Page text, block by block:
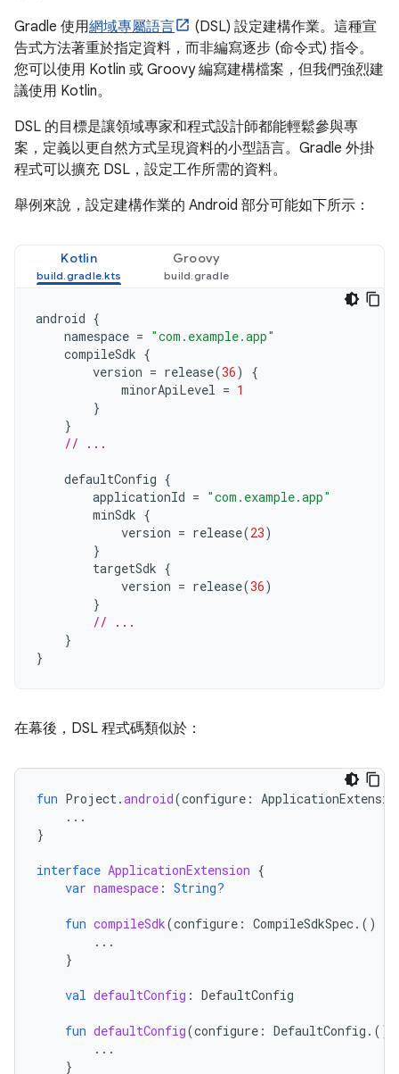
Gradle 使用網域專屬語言
(DSL) 設定建構作業。這種宣
告式方法著重於指定資料，而非編寫逐步 (命令式) 指令。
您可以使用 Kotlin 或 Groovy 編寫建構檔案，但我們強烈建
議使用 Kotlin。
DSL 的目標是讓領域專家和程式設計師都能輕鬆參與專
案，定義以更自然方式呈現資料的小型語言。Gradle 外掛
程式可以擴充 DSL，設定工作所需的資料。
舉例來說，設定建構作業的 Android 部分可能如下所示：
Kotlin Groovy
android {
namespace = "com.example.app"
compileSdk {
version = release(36)
{
minorApiLevel = 1
}
}
// ...
defaultConfig {
applicationId = "com.example.app"
minSdk {
version = release(23)
}
targetSdk {
version = release(36)
}
// ...
}
}
在幕後，DSL 程式碼類似於：
fun Project.android(configure :
...
}
interface ApplicationExtension {
var namespace : String?
fun compileSdk(configure : CompileSdkSpec.()
...
}
val defaultConfig : DefaultConfig
fun defaultConfig(configure : DefaultConfig .()
...
}